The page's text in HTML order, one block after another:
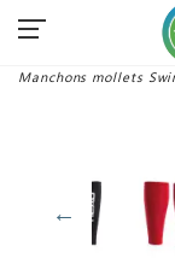
Textile
Manchons mollets